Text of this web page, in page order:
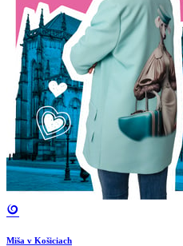
Miša v Košiciach